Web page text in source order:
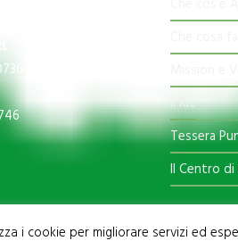
Mission e
Il Kit
Tessera
Il Centro
i cookie per migliorare servizi ed